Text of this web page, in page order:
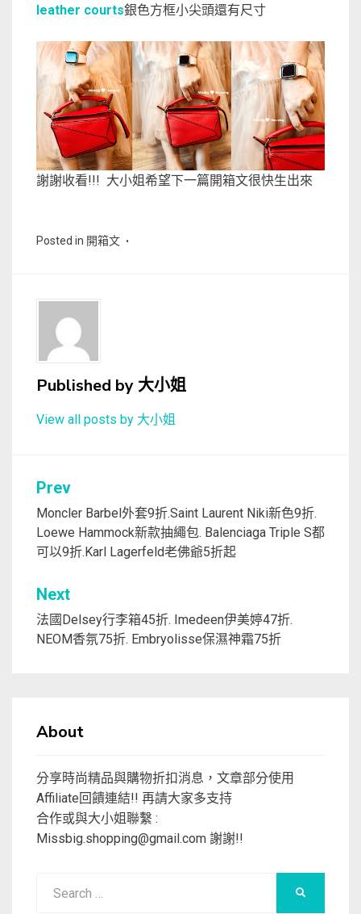
leather courts銀色方框小尖頭還有尺寸
謝謝收看!!! 大小姐希望下一篇開箱文很快生出來
Posted in 開箱文
Published by大小姐
View all posts by 大小姐
文
章
導
Prev
Moncler Barbel外套9折.Saint Laurent Niki新色9折.
Loewe Hammock新款抽繩包. Balenciaga Triple S都
可以9折.Karl Lagerfeld老佛爺5折起
Next
法國Delsey行李箱45折. Imedeen伊美婷47折.
NEOM香氛75折. Embryolisse保濕神霜75折
About
分享時尚精品與購物折扣消息，文章部分使用
Affiliate回饋連結!! 再請大家多支持
合作或與大小姐聯繫 :
Missbig.shopping@gmail.com 謝謝!!